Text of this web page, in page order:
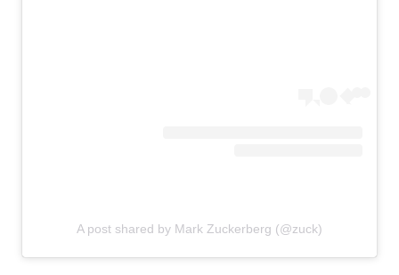
A post shared by Mark Zuckerberg (@zuck)